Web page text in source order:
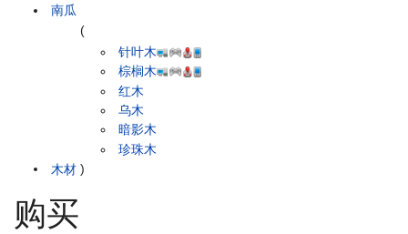
南瓜
木材
(
针叶木
棕榈木
红木
乌木
暗影木
珍珠木
)
购买